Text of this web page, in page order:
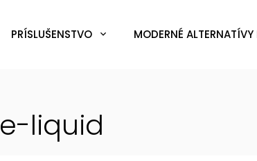
PRÍSLUŠENSTVO MODERNÉ ALTERNATÍVY
e-liquid